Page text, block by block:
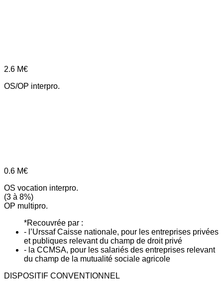
2.6 M€
OS/OP interpro.
0.6 M€
OS vocation interpro.
(3 à 8%)
OP multipro.
*Recouvrée par :
- l’Urssaf Caisse nationale, pour les entreprises privées
et publiques relevant du champ de droit privé
- la CCMSA, pour les salariés des entreprises relevant
du champ de la mutualité sociale agricole
DISPOSITIF CONVENTIONNEL